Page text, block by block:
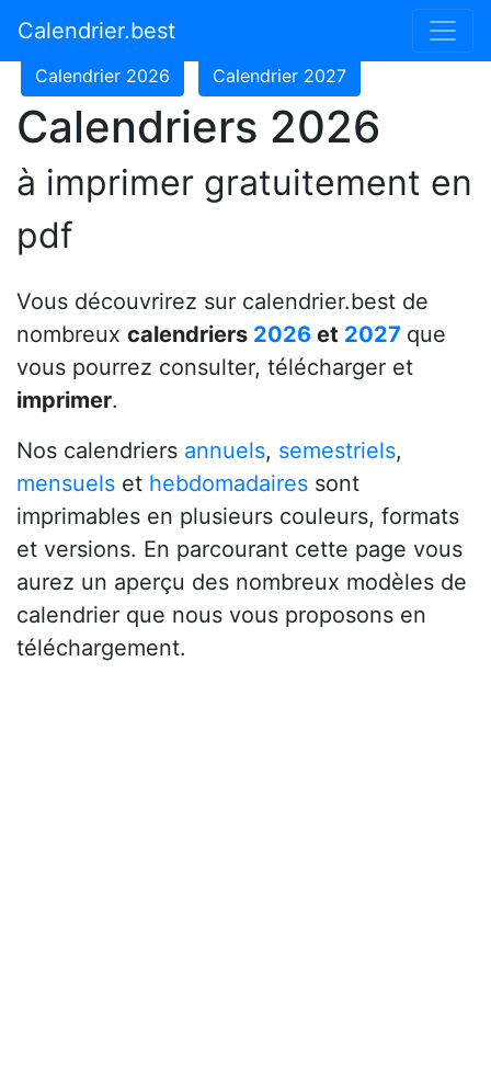
Calendrier.best
Calendrier 2024
Calendrier 2026 Calendrier 2027
Calendriers 2026
à imprimer gratuitement en
pdf
Vous découvrirez sur calendrier.best de
nombreux calendriers 2026 et 2027 que
vous pourrez consulter, télécharger et
imprimer.
Nos calendriers annuels, semestriels,
mensuels et hebdomadaires sont
imprimables en plusieurs couleurs, formats
et versions. En parcourant cette page vous
aurez un aperçu des nombreux modèles de
calendrier que nous vous proposons en
téléchargement.